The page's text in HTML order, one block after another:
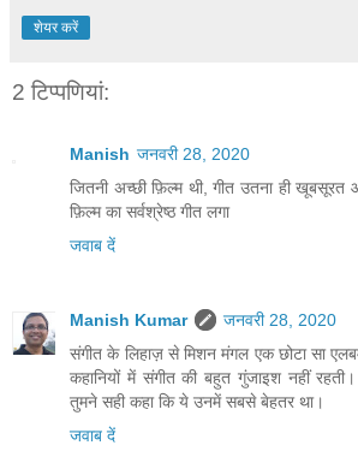
शेयर करें
2 टिप्‍पणियां:
Manish जनवरी 28, 2020
जितनी अच्छी फ़िल्म थी, गीत उतना ही
फ़िल्म का सर्वश्रेष्ठ गीत लगा
जवाब दें
Manish Kumar
जनवरी 28, 2020
संगीत के लिहाज़ से मिशन मंगल एक छोटा सा
कहानियों में संगीत की बहुत गुंजाइश नहीं
तुमने सही कहा कि ये उनमें सबसे बेहतर था।
जवाब दें